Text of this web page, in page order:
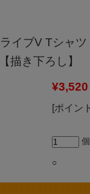
イブV Tシャ
描き下ろし】
¥3,520
[ポイン
個
○